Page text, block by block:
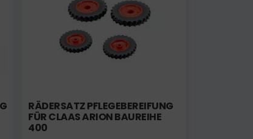
- RÄDERSATZ PFLEGEBEREIFUNG
FÜR CLAAS ARION BAUREIHE
400